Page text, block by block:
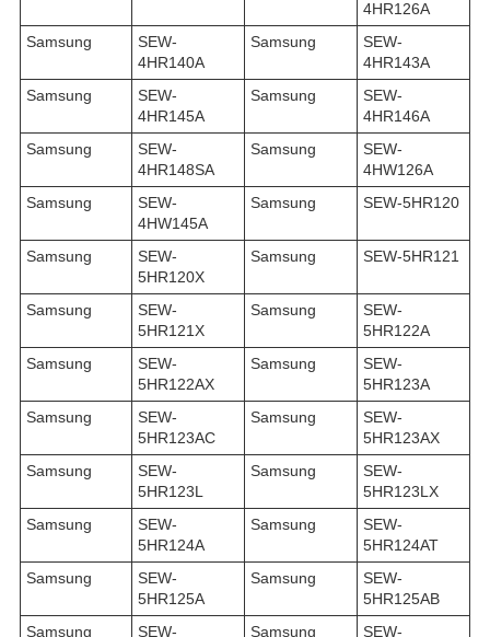
4HR126A
Samsung
SEW-
4HR140A
Samsung
SEW-
4HR143A
Samsung
SEW-
4HR145A
Samsung
SEW-
4HR146A
Samsung
SEW-
4HR148SA
Samsung
SEW-
4HW126A
Samsung
SEW-
4HW145A
Samsung SEW-5HR120
Samsung
SEW-
5HR120X
Samsung SEW-5HR121
Samsung
SEW-
5HR121X
Samsung
SEW-
5HR122A
Samsung
SEW-
5HR122AX
Samsung
SEW-
5HR123A
Samsung
SEW-
5HR123AC
Samsung
SEW-
5HR123AX
Samsung
SEW-
5HR123L
Samsung
SEW-
5HR123LX
Samsung
SEW-
5HR124A
Samsung
SEW-
5HR124AT
Samsung
SEW-
5HR125A
Samsung
SEW-
5HR125AB
Samsung
SEW- Samsung SEW-